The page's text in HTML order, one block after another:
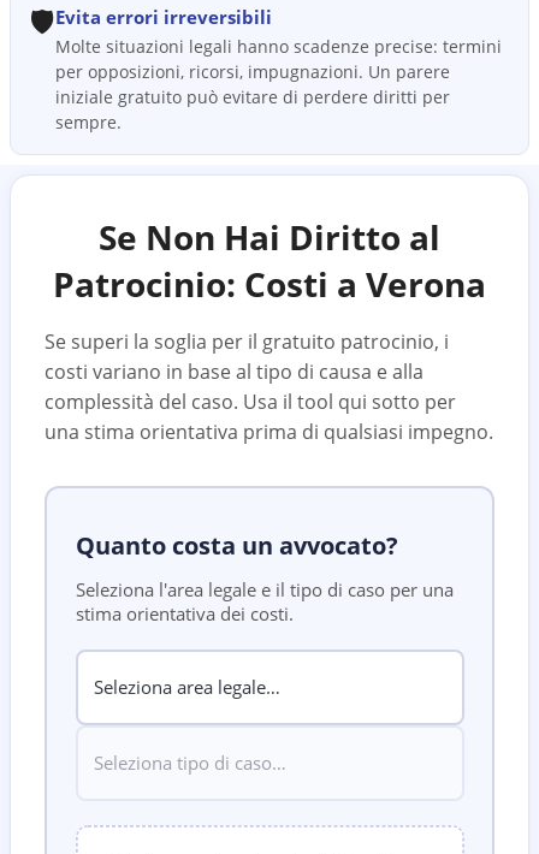
🛡️Evita errori irreversibili
Molte situazioni legali hanno scadenze precise: termini
per opposizioni, ricorsi, impugnazioni. Un parere
iniziale gratuito può evitare di perdere diritti per
sempre.
Se Non Hai Diritto al
Patrocinio: Costi a Verona
Se superi la soglia per il gratuito patrocinio, i
costi variano in base al tipo di causa e alla
complessità del caso. Usa il tool qui sotto per
una stima orientativa prima di qualsiasi impegno.
Quanto costa un avvocato?
Seleziona l'area legale e il tipo di caso per una
stima orientativa dei costi.